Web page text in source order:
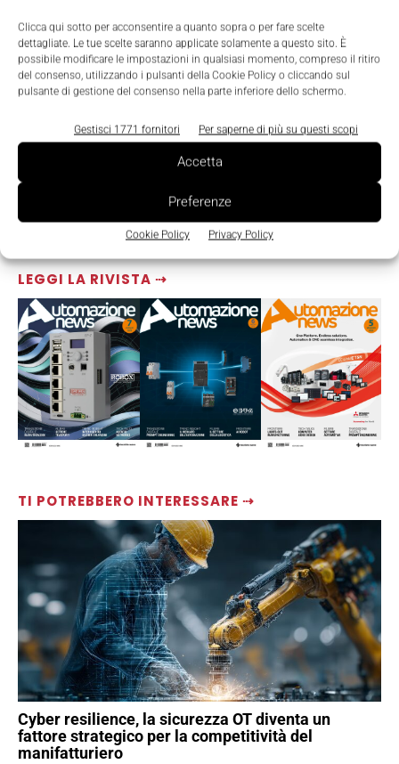
Clicca qui sotto per acconsentire a quanto sopra o per fare scelte
dettagliate. Le tue scelte saranno applicate solamente a questo sito. È
possibile modificare le impostazioni in qualsiasi momento, compreso il ritiro
del consenso, utilizzando i pulsanti della Cookie Policy o cliccando sul
pulsante di gestione del consenso nella parte inferiore dello schermo.
Gestisci 1771 fornitori Per saperne di più su questi scopi
Accetta
Preferenze
Cookie Policy Privacy Policy
LEGGI LA RIVISTA ⇢
TI POTREBBERO INTERESSARE ⇢
Cyber resilience, la sicurezza OT diventa un
fattore strategico per la competitività del
manifatturiero